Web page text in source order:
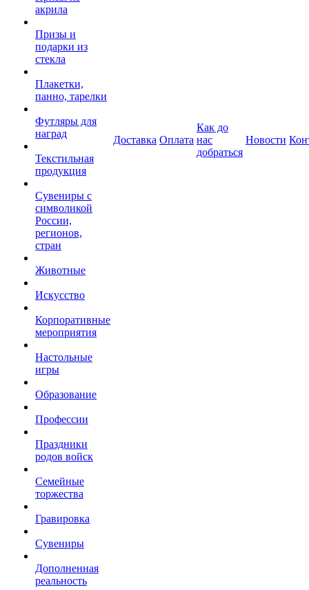
акрила
Призы и
подарки из
стекла
Плакетки,
панно, тарелки
Футляры для
наград
Текстильная
продукция
Сувениры с
символикой
России,
регионов,
стран
Животные
Искусство
Корпоративные
мероприятия
Настольные
игры
Образование
Профессии
Праздники
родов войск
Семейные
торжества
Гравировка
Сувениры
Дополненная
реальность
Доставка Оплата
Как до
нас
добраться
Новости